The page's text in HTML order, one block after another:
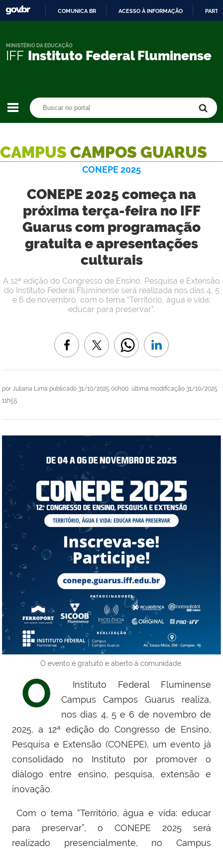
CONTEÚDO
COMUNICA BR ACESSO À INFORMAÇÃO
IFF Instituto Federal Fluminense
MINISTÉRIO DA EDUCAÇÃO
CAMPUS CAMPOS GUARUS
CONEPE 2025
CONEPE 2025 começa na
próxima terça-feira no IFF
Guarus com programação
gratuita e apresentações
culturais
por Juliana Lima publicado 31/10/2025 00h00, última modificação 31/10/2025
11h55
A 12ª edição do Congresso de Ensino, Pesquisa e Extensão
do Instituto Federal Fluminense será realizada nos dias 4, 5
e 6 de novembro, com o tema “Território, água e vida:
educar para preservar”.
O evento é gratuito e aberto à comunidade.
O
Instituto Federal Fluminense
Campus Campos Guarus realiza,
nos dias 4, 5 e 6 de novembro de
2025, a 12ª edição do Congresso de Ensino,
Pesquisa e Extensão (CONEPE), um evento já
consolidado no Instituto por promover o
diálogo entre ensino, pesquisa, extensão e
inovação.
Com o tema “Território, água e vida: educar
para preservar”, o CONEPE 2025 será
realizado presencialmente, no Campus